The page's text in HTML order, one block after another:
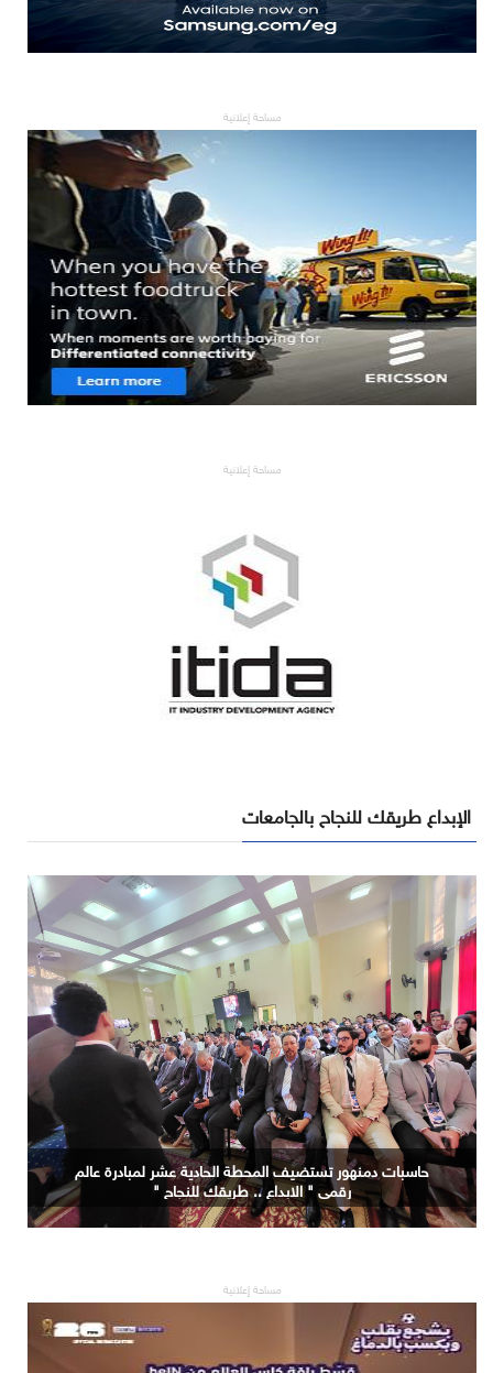
مساحة إعلانية
مساحة إعلانية
الإبداع طريقك للنجاح بالجامعات
حاسبات دمنهور تستضيف المحطة الحادية عشر لمبادرة عالم
رقمي " الابداع .. طريقك للنجاح "
مساحة إعلانية